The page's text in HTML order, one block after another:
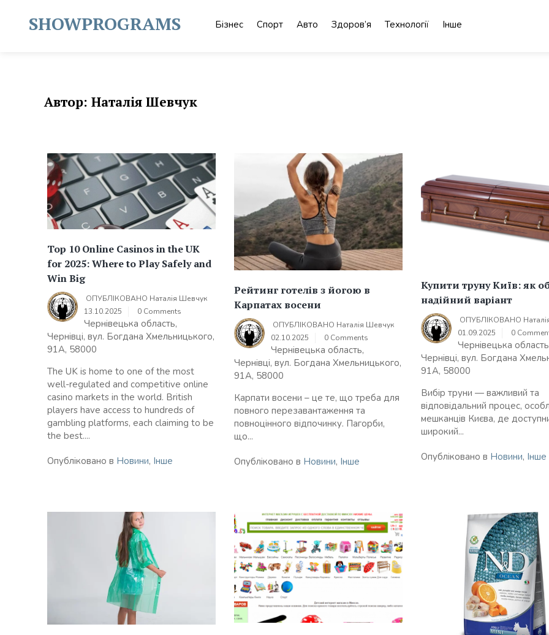
contentSHOWPROGRAMS Бізнес Спорт Авто Здоров’я Технології Інше
Автор: Наталія Шевчук
Top 10 Online Casinos in the UK
for 2025: Where to Play Safely and
Win Big
ОПУБЛІКОВАНО Наталія Шевчук
13.10.2025
0 Comments
Чернівецька область,
Чернівці, вул. Богдана Хмельницького,
91А, 58000
The UK is home to one of the most
well-regulated and competitive online
casino markets in the world. British
players have access to hundreds of
gambling platforms, each claiming to be
the best....
Опубліковано в Новини, Інше
Рейтинг готелів з йогою в
Карпатах восени
ОПУБЛІКОВАНО Наталія Шевчук
02.10.2025
0 Comments
Чернівецька область,
Чернівці, вул. Богдана Хмельницького,
91А, 58000
Карпати восени – це те, що треба для
повного перезавантаження та
повноцінного відпочинку. Пагорби,
що...
Опубліковано в Новини, Інше
Купити труну Київ: як
надійний варіант
ОПУБЛІКОВАНО
01.09.2025
0
Чернівецька
Чернівці, вул. Богдана
91А, 58000
Вибір труни — важливий та
відповідальний процес,
мешканців Києва, де
широкий...
Опубліковано в Новини, Інше